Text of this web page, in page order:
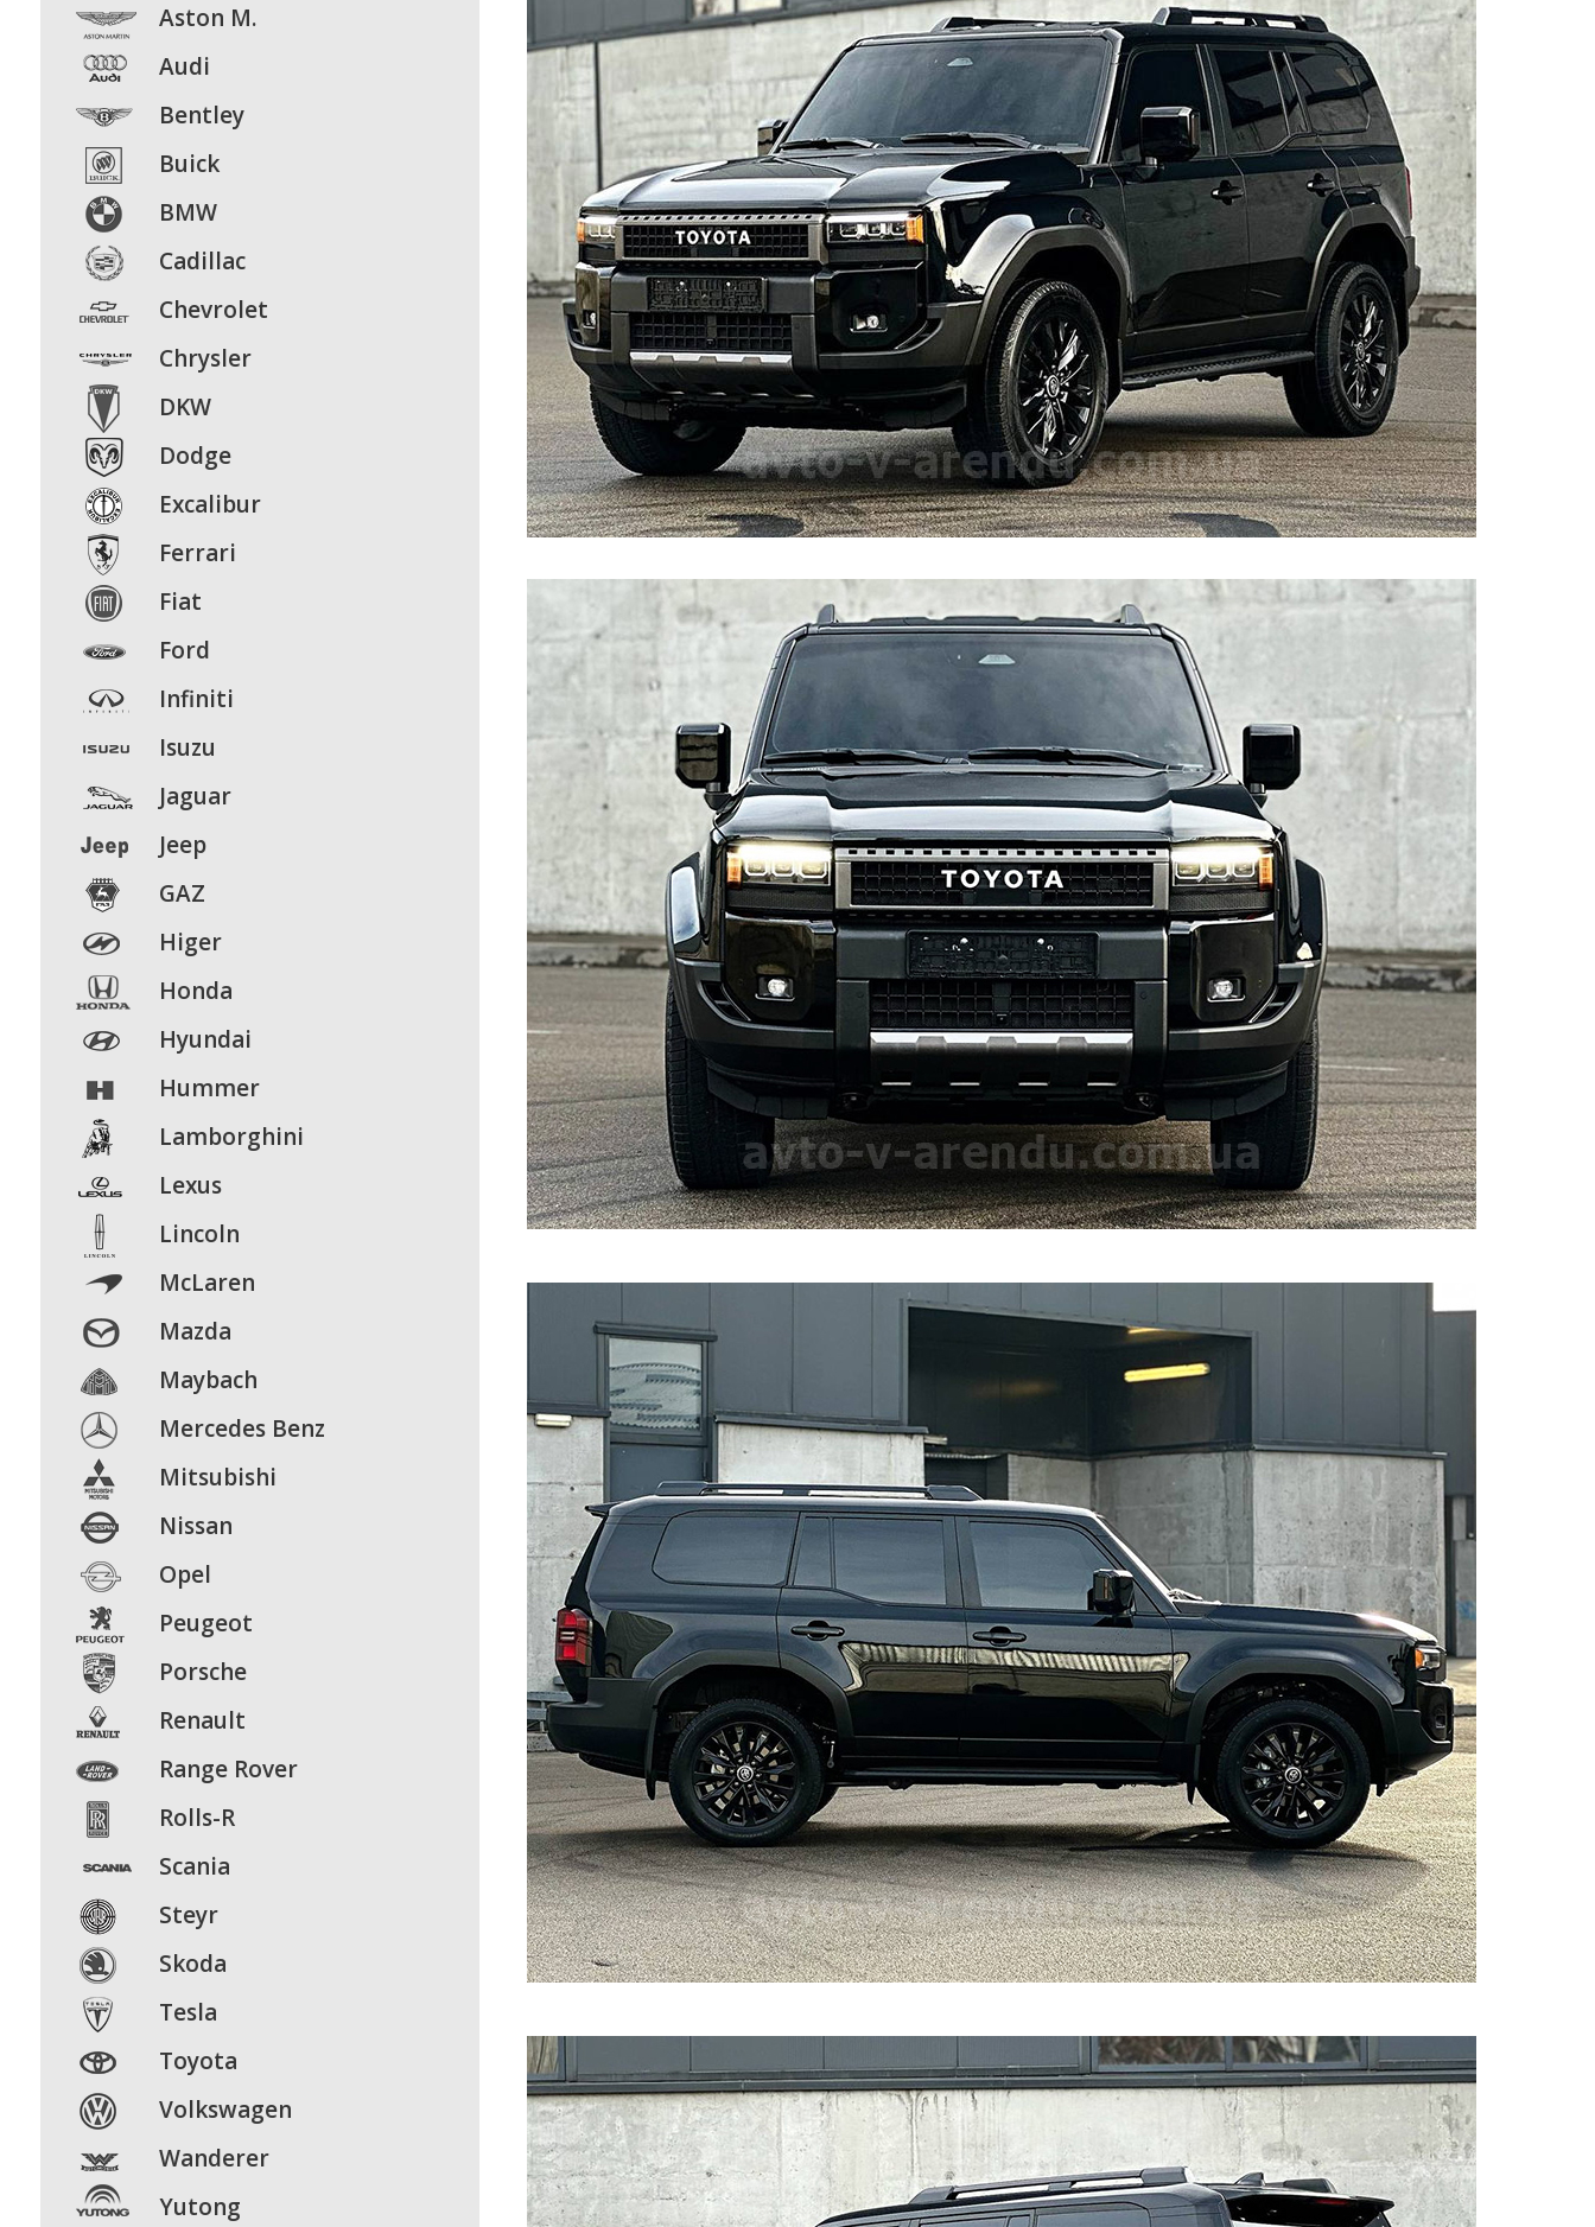
Aston M.
Audi
Bentley
Buick
BMW
Cadillac
Chevrolet
Chrysler
DKW
Dodge
Excalibur
Ferrari
Fiat
Ford
Infiniti
Isuzu
Jaguar
Jeep
GAZ
Higer
Honda
Hyundai
Hummer
Lamborghini
Lexus
Lincoln
McLaren
Mazda
Maybach
Mercedes Benz
Mitsubishi
Nissan
Opel
Peugeot
Porsche
Renault
Range Rover
Rolls-R
Scania
Steyr
Skoda
Tesla
Toyota
Volkswagen
Wanderer
Yutong